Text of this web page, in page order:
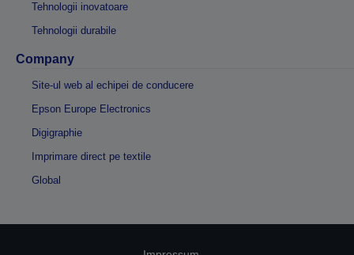
Tehnologii inovatoare
Tehnologii durabile
Company
Site-ul web al echipei de conducere
Epson Europe Electronics
Digigraphie
Imprimare direct pe textile
Global